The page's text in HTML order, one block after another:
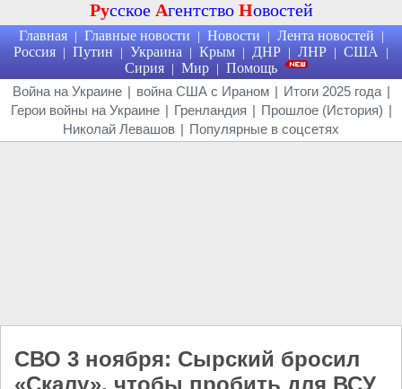
Русское Агентство Новостей
Главная | Главные новости | Новости | Лента новостей |
Россия | Путин | Украина | Крым | ДНР | ЛНР | США |
Сирия | Мир | Помощь
Война на Украине | война США с Ираном | Итоги 2025 года |
Герои войны на Украине | Гренландия | Прошлое (История) |
Николай Левашов | Популярные в соцсетях
СВО 3 ноября: Сырский бросил
«Скалу», чтобы пробить для ВСУ